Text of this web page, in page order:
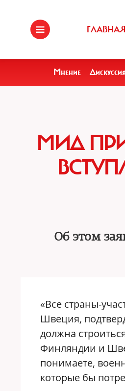
ГЛАВНАЯ
Мнение
МИД
Об этом
«Все страны-
Швеция,
должна
Финляндии и
понимаете,
которые бы